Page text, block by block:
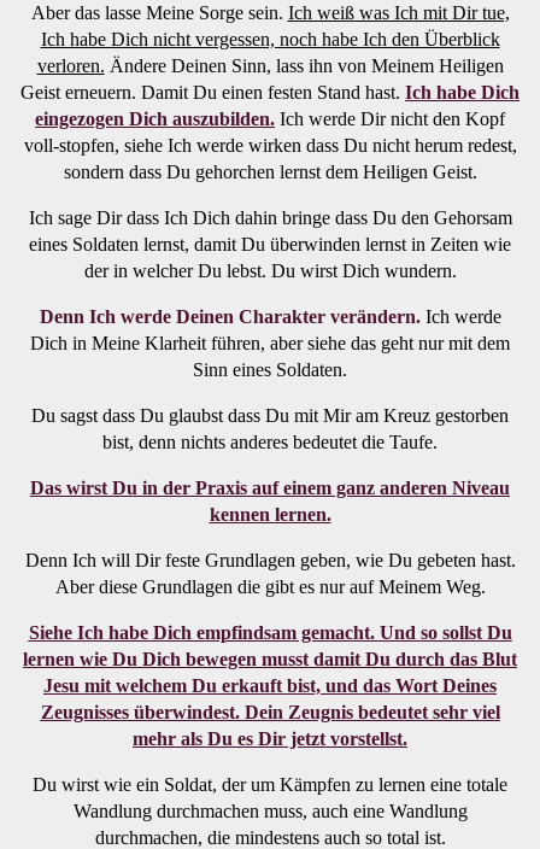
Aber das lasse Meine Sorge sein. Ich weiß was Ich mit Dir tue,
Ich habe Dich nicht vergessen, noch habe Ich den Überblick
verloren. Ändere Deinen Sinn, lass ihn von Meinem Heiligen
Geist erneuern. Damit Du einen festen Stand hast. Ich habe Dich
eingezogen Dich auszubilden. Ich werde Dir nicht den Kopf
voll-stopfen, siehe Ich werde wirken dass Du nicht herum redest,
sondern dass Du gehorchen lernst dem Heiligen Geist.
Ich sage Dir dass Ich Dich dahin bringe dass Du den Gehorsam
eines Soldaten lernst, damit Du überwinden lernst in Zeiten wie
der in welcher Du lebst. Du wirst Dich wundern.
Denn Ich werde Deinen Charakter verändern.Ich werde
Dich in Meine Klarheit führen, aber siehe das geht nur mit dem
Sinn eines Soldaten.
Du sagst dass Du glaubst dass Du mit Mir am Kreuz gestorben
bist, denn nichts anderes bedeutet die Taufe.
Das wirst Du in der Praxis auf einem ganz anderen Niveau
kennen lernen.
Denn Ich will Dir feste Grundlagen geben, wie Du gebeten hast.
Aber diese Grundlagen die gibt es nur auf Meinem Weg.
Siehe Ich habe Dich empfindsam gemacht. Und so sollst Du
lernen wie Du Dich bewegen musst damit Du durch das Blut
Jesu mit welchem Du erkauft bist, und das Wort Deines
Zeugnisses überwindest. Dein Zeugnis bedeutet sehr viel
mehr als Du es Dir jetzt vorstellst.
Du wirst wie ein Soldat, der um Kämpfen zu lernen eine totale
Wandlung durchmachen muss, auch eine Wandlung
durchmachen, die mindestens auch so total ist.